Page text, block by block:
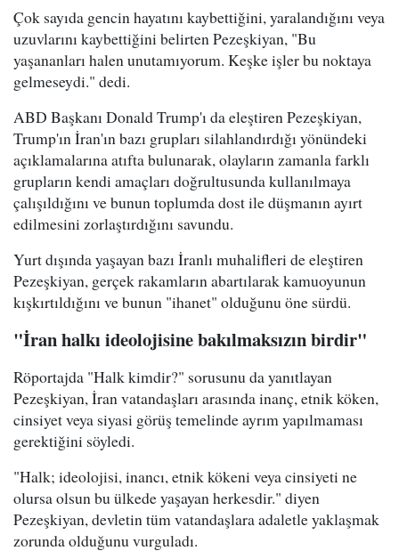
Çok sayıda gencin hayatını kaybettiğini, yaralandığını veya
uzuvlarını kaybettiğini belirten Pezeşkiyan, "Bu
yaşananları halen unutamıyorum. Keşke işler bu noktaya
gelmeseydi." dedi.
ABD Başkanı Donald Trump'ı da eleştiren Pezeşkiyan,
Trump'ın İran'ın bazı grupları silahlandırdığı yönündeki
açıklamalarına atıfta bulunarak, olayların zamanla farklı
grupların kendi amaçları doğrultusunda kullanılmaya
çalışıldığını ve bunun toplumda dost ile düşmanın ayırt
edilmesini zorlaştırdığını savundu.
Yurt dışında yaşayan bazı İranlı muhalifleri de eleştiren
Pezeşkiyan, gerçek rakamların abartılarak kamuoyunun
kışkırtıldığını ve bunun "ihanet" olduğunu öne sürdü.
"İran halkı ideolojisine bakılmaksızın birdir"
Röportajda "Halk kimdir?" sorusunu da yanıtlayan
Pezeşkiyan, İran vatandaşları arasında inanç, etnik köken,
cinsiyet veya siyasi görüş temelinde ayrım yapılmaması
gerektiğini söyledi.
"Halk; ideolojisi, inancı, etnik kökeni veya cinsiyeti ne
olursa olsun bu ülkede yaşayan herkesdir." diyen
Pezeşkiyan, devletin tüm vatandaşlara adaletle yaklaşmak
zorunda olduğunu vurguladı.